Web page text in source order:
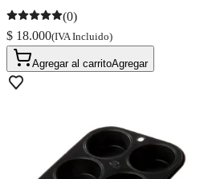
(0)
$ 18.000(IVA Incluido)
Agregar al carritoAgregar